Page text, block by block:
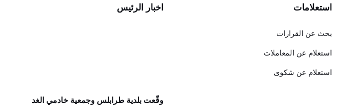
استعلامات
بحث عن القرارات
استعلام عن المعاملات
استعلام عن شكوى
اخبار الرئيس
وقّعت بلدية طرابلس وجمعية خادمي الغد